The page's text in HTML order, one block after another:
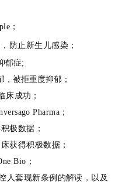
；
防止新生儿感染；
郁症;
，被拒重度抑郁；
床成功；
Pharma；
极数据；
获得积极数据；
Bio；
人套现新条例的解读，以及